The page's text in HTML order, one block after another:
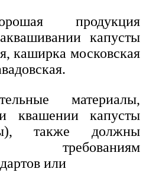
продукция
капусты
каширка московская
материалы,
квашении капусты
также должны
требованиям
или